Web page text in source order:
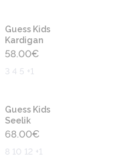
Guess Kids
Kardigan
58.00€
3 4 5 +1
Guess Kids
Seelik
68.00€
8 10 12 +1